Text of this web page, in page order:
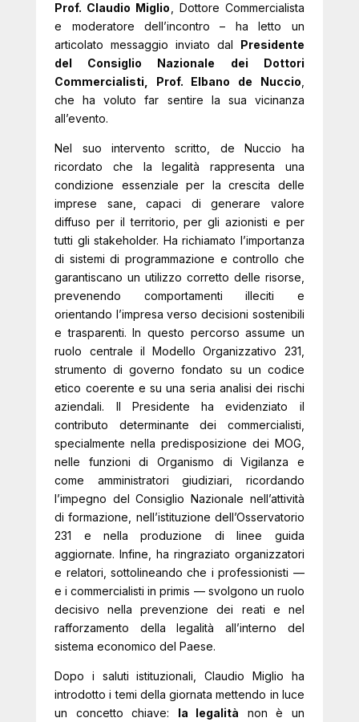
Prof. Claudio Miglio , Dottore Commercialista
e moderatore dell’incontro – ha letto un
articolato messaggio inviato dal Presidente
del Consiglio Nazionale dei Dottori
Commercialisti, Prof. Elbano de Nuccio
che ha voluto far sentire la sua vicinanza
all’evento.
Nel suo intervento scritto, de Nuccio ha
ricordato che la legalità rappresenta una
condizione essenziale per la crescita delle
imprese sane, capaci di generare valore
diffuso per il territorio, per gli azionisti e per
tutti gli stakeholder. Ha richiamato l’importanza
di sistemi di programmazione e controllo che
garantiscano un utilizzo corretto delle risorse,
prevenendo comportamenti illeciti e
orientando l’impresa verso decisioni sostenibili
e trasparenti. In questo percorso assume un
ruolo centrale il Modello Organizzativo 231,
strumento di governo fondato su un codice
etico coerente e su una seria analisi dei rischi
aziendali. Il Presidente ha evidenziato il
contributo determinante dei commercialisti,
specialmente nella predisposizione dei MOG,
nelle funzioni di Organismo di Vigilanza e
come amministratori giudiziari, ricordando
l’impegno del Consiglio Nazionale nell’attività
di formazione, nell’istituzione dell’Osservatorio
231 e nella produzione di linee guida
aggiornate. Infine, ha ringraziato organizzatori
e relatori, sottolineando che i professionisti —
e i commercialisti in primis — svolgono un ruolo
decisivo nella prevenzione dei reati e nel
rafforzamento della legalità all’interno del
sistema economico del Paese.
Dopo i saluti istituzionali, Claudio Miglio ha
introdotto i temi della giornata mettendo in luce
un concetto chiave: la legalità non è un